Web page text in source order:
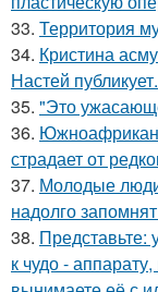
33. Территория
34. Кристина
Настей публикует.
35. "Это
36.
страдает от
37. Молодые
надолго
38. Представьте:
к чудо -